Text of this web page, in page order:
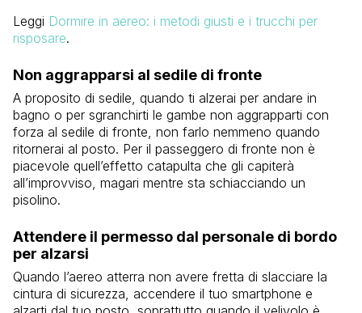
Leggi Dormire in aereo: i metodi giusti e i trucchi per
risposare.
Non aggrapparsi al sedile di fronte
A proposito di sedile, quando ti alzerai per andare in
bagno o per sgranchirti le gambe non aggrapparti con
forza al sedile di fronte, non farlo nemmeno quando
ritornerai al posto. Per il passeggero di fronte non è
piacevole quell’effetto catapulta che gli capiterà
all’improvviso, magari mentre sta schiacciando un
pisolino.
Attendere il permesso dal personale di bordo
per alzarsi
Quando l’aereo atterra non avere fretta di slacciare la
cintura di sicurezza, accendere il tuo smartphone e